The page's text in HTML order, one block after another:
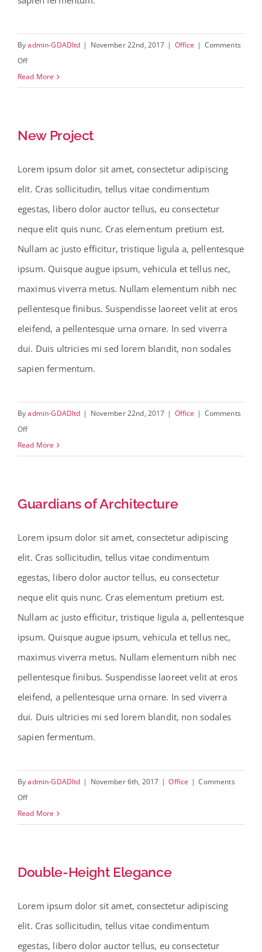
Byadmin-GDADltd | November 22nd, 2017 | Office | Comments
Offon
New
Read More
New Project
Lorem ipsum dolor sit amet, consectetur adipiscing
elit. Cras sollicitudin, tellus vitae condimentum
egestas, libero dolor auctor tellus, eu consectetur
neque elit quis nunc. Cras elementum pretium est.
Nullam ac justo efficitur, tristique ligula a, pellentesque
ipsum. Quisque augue ipsum, vehicula et tellus nec,
maximus viverra metus. Nullam elementum nibh nec
pellentesque finibus. Suspendisse laoreet velit at eros
eleifend, a pellentesque urna ornare. In sed viverra
dui. Duis ultricies mi sed lorem blandit, non sodales
sapien fermentum.
Byadmin-GDADltd | November 22nd, 2017 | Office | Comments
Offon
New
Read More
Guardians of Architecture
Lorem ipsum dolor sit amet, consectetur adipiscing
elit. Cras sollicitudin, tellus vitae condimentum
egestas, libero dolor auctor tellus, eu consectetur
neque elit quis nunc. Cras elementum pretium est.
Nullam ac justo efficitur, tristique ligula a, pellentesque
ipsum. Quisque augue ipsum, vehicula et tellus nec,
maximus viverra metus. Nullam elementum nibh nec
pellentesque finibus. Suspendisse laoreet velit at eros
eleifend, a pellentesque urna ornare. In sed viverra
dui. Duis ultricies mi sed lorem blandit, non sodales
sapien fermentum.
Byadmin-GDADltd | November 6th, 2017 | Office | Comments
Offon
Guardians
Read More
Double-Height Elegance
Lorem ipsum dolor sit amet, consectetur adipiscing
elit. Cras sollicitudin, tellus vitae condimentum
egestas, libero dolor auctor tellus, eu consectetur